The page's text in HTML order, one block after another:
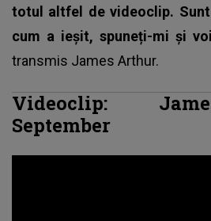
totul altfel de videoclip.
cum a ieșit, spuneți-mi și
transmis James Arthur.
Videoclip:
September